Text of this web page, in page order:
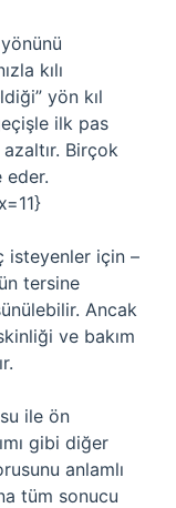
kılı
yön kıl
ilk pas
Birçok
isteyenler için –
tersine
Ancak
ve bakım
ile ön
gibi diğer
anlamlı
tüm sonucu